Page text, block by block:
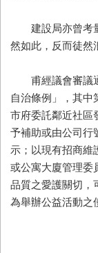
建設局亦曾考量
然如此，反而徒然
甫經議會審議通
自治條例」，其中
市府委託鄰近社區
予補助或由公司行
示；以現有招商維
或公寓大廈管理委
品質之愛護關切，
為舉辦公益活動之